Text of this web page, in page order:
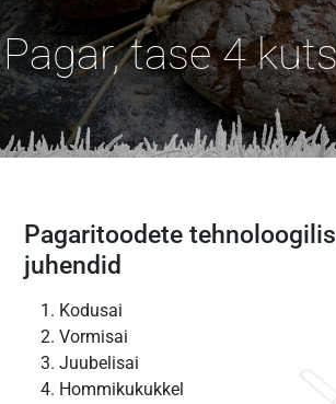
Pagar, tase 4
Pagaritoodete
juhendid
Kodusai
Vormisai
Juubelisai
Hommikukukkel